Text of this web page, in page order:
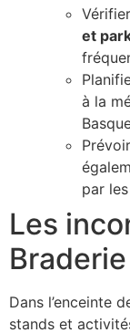
et
à la
par
Les
Dans l’enceinte
stands et